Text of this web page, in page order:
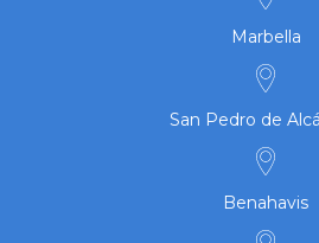
Marbella
San Pedro de
Benahavis